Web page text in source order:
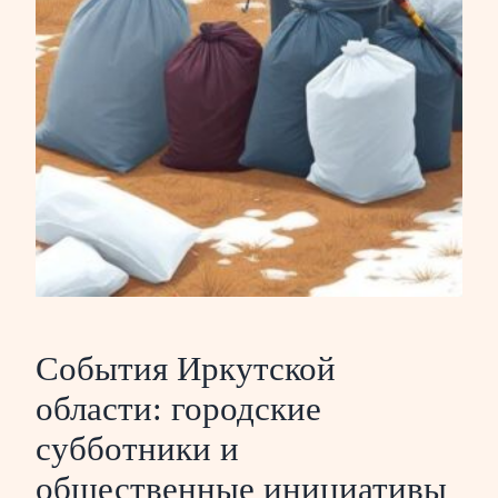
События Иркутской
области: городские
субботники и
общественные инициативы